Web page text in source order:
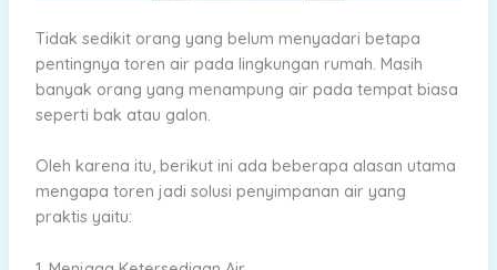
Tidak sedikit orang yang belum menyadari betapa
pentingnya toren air pada lingkungan rumah. Masih
banyak orang yang menampung air pada tempat biasa
seperti bak atau galon.
Oleh karena itu, berikut ini ada beberapa alasan utama
mengapa toren jadi solusi penyimpanan air yang
praktis yaitu: